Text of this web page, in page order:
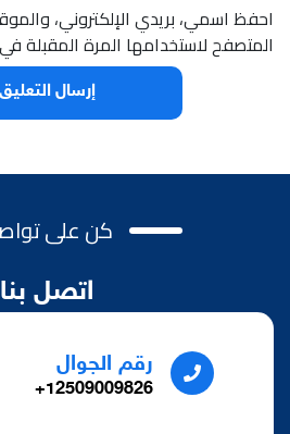
احفظ اسمي، بريدي الإلكتروني،
المتصفح لاستخدامها المرة المقبلة
كن على
اتصل بنا
رقم الجوال
12509009826+